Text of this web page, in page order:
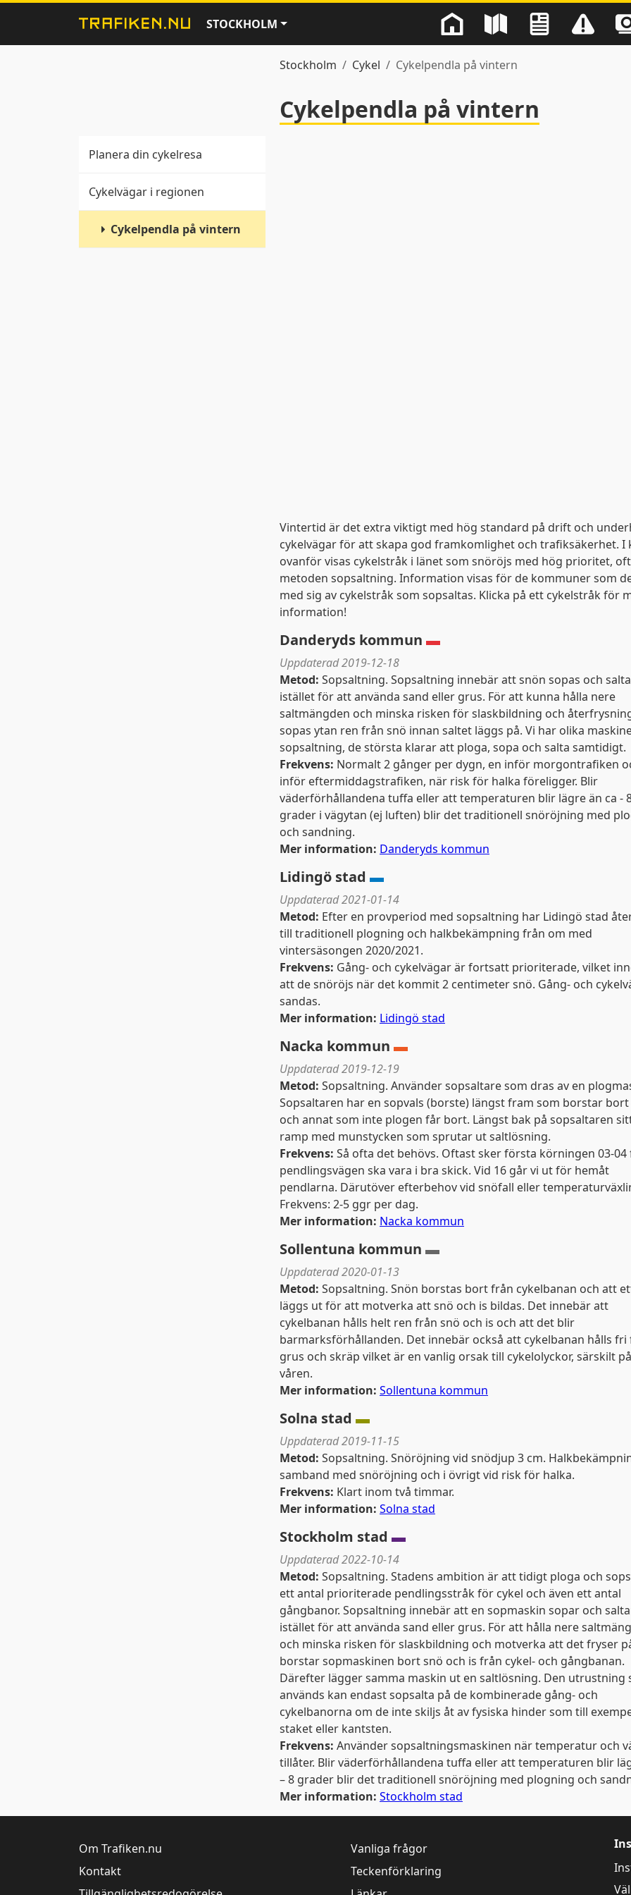
Denna webbplats använder
Trafiken.nu använder kakor för att ge dig en bättre upplevelse. Du kan ändra
Visa detaljer Tillåt alla
STOCKHOLM
Stockholm Cykel Cykelpendla på vintern
Cykelpendla på vintern
Planera din cykelresa
Cykelvägar i regionen
Cykelpendla på vintern
Vintertid är det extra viktigt med hög standard på drift och
cykelvägar för att skapa god framkomlighet och trafiksäkerhet. I
ovanför visas cykelstråk i länet som snöröjs med hög prioritet,
metoden sopsaltning. Information visas för de kommuner som
med sig av cykelstråk som sopsaltas. Klicka på ett cykelstråk för
information!
Danderyds kommun ▬
Uppdaterad 2019-12-18
Metod: Sopsaltning. Sopsaltning innebär att snön sopas och
istället för att använda sand eller grus. För att kunna hålla nere
saltmängden och minska risken för slaskbildning och
sopas ytan ren från snö innan saltet läggs på. Vi har olika
sopsaltning, de största klarar att ploga, sopa och salta samtidigt.
Frekvens: Normalt 2 gånger per dygn, en inför morgontrafiken
inför eftermiddagstrafiken, när risk för halka föreligger. Blir
väderförhållandena tuffa eller att temperaturen blir lägre än ca -
grader i vägytan (ej luften) blir det traditionell snöröjning med
och sandning.
Mer information: Danderyds kommun
Lidingö stad ▬
Uppdaterad 2021-01-14
Metod: Efter en provperiod med sopsaltning har Lidingö stad
till traditionell plogning och halkbekämpning från om med
vintersäsongen 2020/2021.
Frekvens: Gång- och cykelvägar är fortsatt prioriterade, vilket
att de snöröjs när det kommit 2 centimeter snö. Gång- och
sandas.
Mer information: Lidingö stad
Nacka kommun ▬
Uppdaterad 2019-12-19
Metod: Sopsaltning. Använder sopsaltare som dras av en
Sopsaltaren har en sopvals (borste) längst fram som borstar bort
och annat som inte plogen får bort. Längst bak på sopsaltaren
ramp med munstycken som sprutar ut saltlösning.
Frekvens: Så ofta det behövs. Oftast sker första körningen 03-
pendlingsvägen ska vara i bra skick. Vid 16 går vi ut för hemåt
pendlarna. Därutöver efterbehov vid snöfall eller
Frekvens: 2-5 ggr per dag.
Mer information: Nacka kommun
Sollentuna kommun ▬
Uppdaterad 2020-01-13
Metod: Sopsaltning. Snön borstas bort från cykelbanan och att
läggs ut för att motverka att snö och is bildas. Det innebär att
cykelbanan hålls helt ren från snö och is och att det blir
barmarksförhållanden. Det innebär också att cykelbanan hålls fri
grus och skräp vilket är en vanlig orsak till cykelolyckor, särskilt på
våren.
Mer information: Sollentuna kommun
Solna stad ▬
Uppdaterad 2019-11-15
Metod: Sopsaltning. Snöröjning vid snödjup 3 cm.
samband med snöröjning och i övrigt vid risk för halka.
Frekvens: Klart inom två timmar.
Mer information: Solna stad
Stockholm stad ▬
Uppdaterad 2022-10-14
Metod: Sopsaltning. Stadens ambition är att tidigt ploga och
ett antal prioriterade pendlingsstråk för cykel och även ett antal
gångbanor. Sopsaltning innebär att en sopmaskin sopar och
istället för att använda sand eller grus. För att hålla nere
och minska risken för slaskbildning och motverka att det fryser
borstar sopmaskinen bort snö och is från cykel- och gångbanan.
Därefter lägger samma maskin ut en saltlösning. Den utrustning
används kan endast sopsalta på de kombinerade gång- och
cykelbanorna om de inte skiljs åt av fysiska hinder som till
staket eller kantsten.
Frekvens: Använder sopsaltningsmaskinen när temperatur och
tillåter. Blir väderförhållandena tuffa eller att temperaturen blir
– 8 grader blir det traditionell snöröjning med plogning och
Mer information: Stockholm stad
Om Trafiken.nu
Kontakt
Vanliga frågor
Teckenförklaring